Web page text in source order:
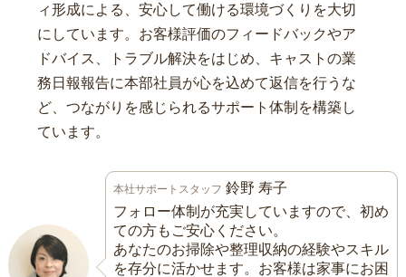
ィ形成による、安心して働ける環境づくりを大切
にしています。お客様評価のフィードバックやア
ドバイス、トラブル解決をはじめ、キャストの業
務日報報告に本部社員が心を込めて返信を行うな
ど、つながりを感じられるサポート体制を構築し
ています。
本社サポートスタッフ 鈴野 寿子
フォロー体制が充実していますので、初め
ての方もご安心ください。
あなたのお掃除や整理収納の経験やスキル
を存分に活かせます。お客様は家事にお困